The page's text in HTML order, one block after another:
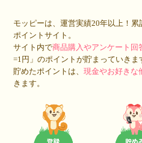
モッピーは、運営実績20年以上！累
ポイントサイト。
サイト内で商品購入やアンケート回
=1円」のポイントが貯まっていきま
貯めたポイントは、現金やお好きな
きます。